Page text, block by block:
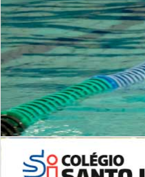
Período Integral | Saiba mais
INSTITUCIONAL